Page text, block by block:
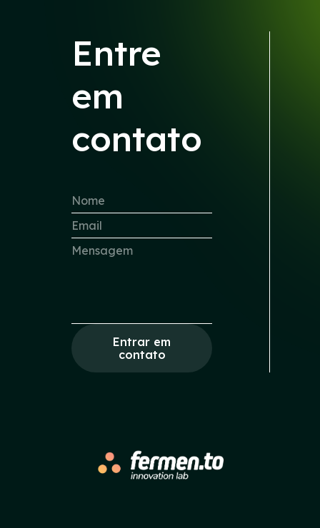
Entre
em
contato
Entrar em
contato